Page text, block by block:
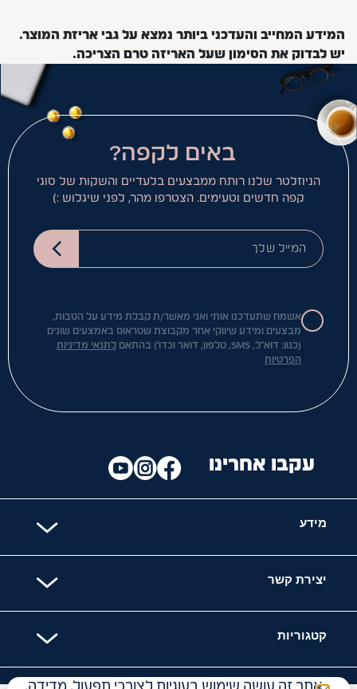
המידע המחייב והעדכני ביותר נמצא על גבי אריזת המוצר.
יש לבדוק את הסימון שעל האריזה טרם הצריכה.
באים לקפה?
הניוזלטר שלנו רותח ממבצעים בלעדיים והשקות של סוגי
קפה חדשים וטעימים. הצטרפו מהר, לפני שיגלוש :)
המייל שלך
אשמח שתעדכנו אותי ואני מאשר/ת קבלת מידע על הטבות,
מבצעים ומידע שיווקי אחר מקבוצת שטראוס באמצעים שונים
(כגון: דוא"ל, SMS, טלפון, דואר וכדו') בהתאם
לתנאי מדיניות
הפרטיות
מידע
יצירת קשר
קטגוריות
עקבו אחרינו
אתר זה עושה שימוש בעוגיות לצורכי תפעול, מדידה,